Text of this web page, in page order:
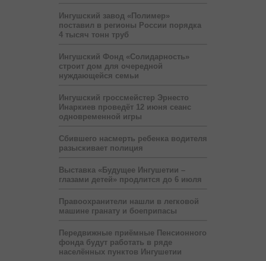
Ингушский завод «Полимер»
поставил в регионы России порядка
4 тысяч тонн труб
Ингушский Фонд «Солидарность»
строит дом для очередной
нуждающейся семьи
Ингушский гроссмейстер Эрнесто
Инаркиев проведёт 12 июня сеанс
одновременной игры
Сбившего насмерть ребенка водителя
разыскивает полиция
Выставка «Будущее Ингушетии –
глазами детей» продлится до 6 июля
Правоохранители нашли в легковой
машине гранату и боеприпасы
Передвижные приёмные Пенсионного
фонда будут работать в ряде
населённых пунктов Ингушетии